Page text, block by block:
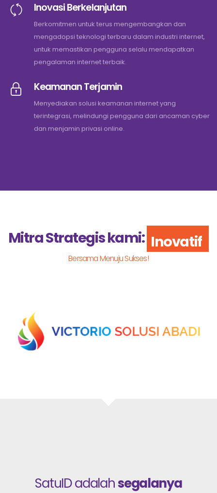
Inovasi Berkelanjutan
Berkomitmen untuk terus mengembangkan dan
mengadopsi teknologi terbaru dalam industri internet,
untuk memastikan pengguna selalu mendapatkan
pengalaman internet terbaik.
Keamanan Terjamin
Menyediakan solusi keamanan internet yang
terintegrasi, melindungi pengguna dari ancaman cyber
dan menjamin privasi online.
Mitra Strategis kami: Inovatif
Bersama Menuju Sukses!
SatuID adalahsegalanya